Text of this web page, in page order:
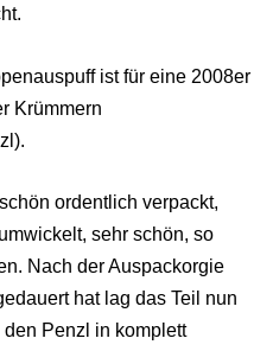
ist für eine 2008er
Krümmern
ordentlich verpackt,
sehr schön, so
Nach der Auspackorgie
hat lag das Teil nun
Penzl in komplett